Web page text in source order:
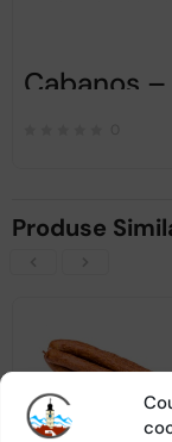
Produse
VICTIMA